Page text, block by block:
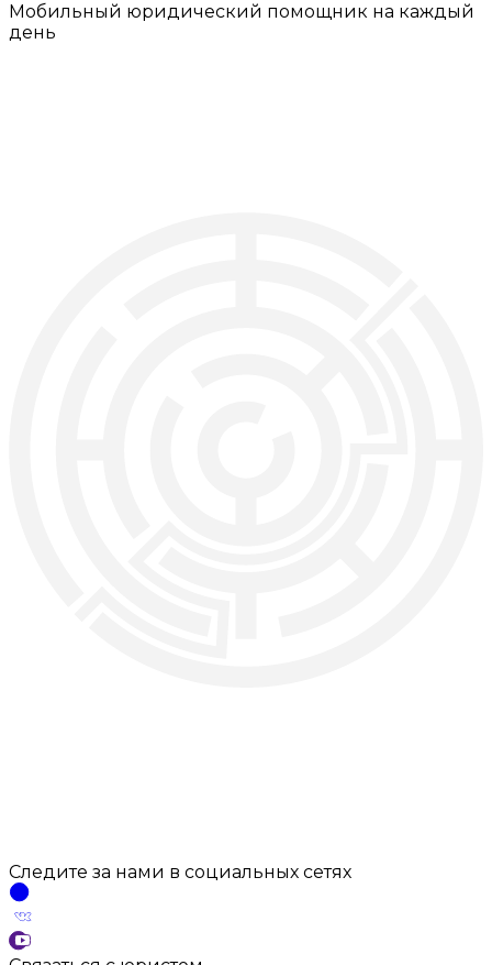
Мобильный юридический помощник на каждый
день
Следите за нами в социальных сетях